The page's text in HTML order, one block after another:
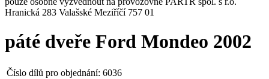
Hranická 283 Valašské Meziříčí 757 01
páté dveře Ford Mondeo 2002
Číslo dílů pro objednání: 6036